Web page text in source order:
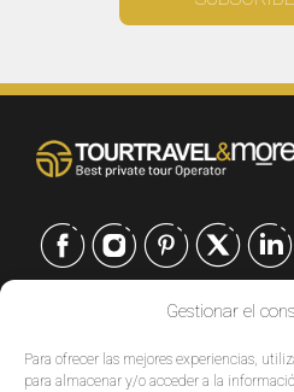
Gestionar el
Para ofrecer las mejores experiencias,
para almacenar y/o acceder a la